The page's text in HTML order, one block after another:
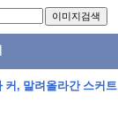
커, 말려올라간 스커트